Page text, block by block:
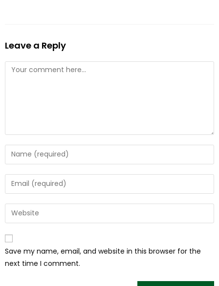
Leave a Reply
Save my name, email, and website in this browser for the
next time I comment.